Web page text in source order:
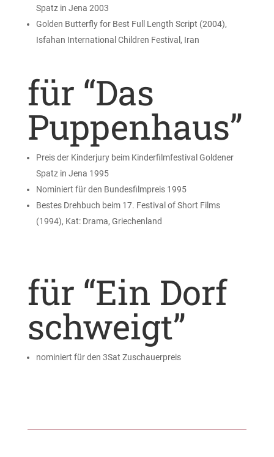
Spatz in Jena 2003
Golden Butterfly for Best Full Length Script (2004),
Isfahan International Children Festival, Iran
für “Das
Puppenhaus”
Preis der Kinderjury beim Kinderfilmfestival Goldener
Spatz in Jena 1995
Nominiert für den Bundesfilmpreis 1995
Bestes Drehbuch beim 17. Festival of Short Films
(1994), Kat: Drama, Griechenland
für “Ein Dorf
schweigt”
nominiert für den 3Sat Zuschauerpreis